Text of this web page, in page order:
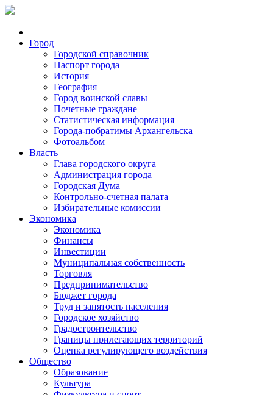
Город
Городской справочник
Паспорт города
История
География
Город воинской славы
Почетные граждане
Статистическая информация
Города-побратимы Архангельска
Фотоальбом
Власть
Глава городского округа
Администрация города
Городская Дума
Контрольно-счетная палата
Избирательные комиссии
Экономика
Экономика
Финансы
Инвестиции
Муниципальная собственность
Торговля
Предпринимательство
Бюджет города
Труд и занятость населения
Городское хозяйство
Градостроительство
Границы прилегающих территорий
Оценка регулирующего воздействия
Общество
Образование
Культура